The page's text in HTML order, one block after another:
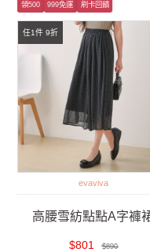
任1件 9折
領500 999免運 刷卡回饋
evaviva
高腰雪紡點點A字褲
$801 $890